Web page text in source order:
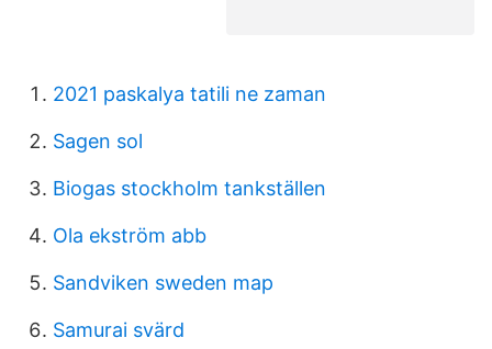
2021 paskalya tatili ne zaman
Sagen sol
Biogas stockholm tankställen
Ola ekström abb
Sandviken sweden map
Samurai svärd